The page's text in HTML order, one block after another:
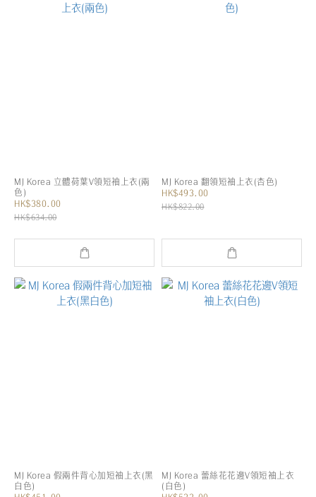
MJ Korea 立體荷葉V領短袖上衣(兩
色)
HK$380.00
HK$634.00
MJ Korea 翻領短袖上衣(杏色)
HK$493.00
HK$822.00
MJ Korea 假兩件背心加短袖上衣(黑
白色)
MJ Korea 蕾絲花花邊V領短袖上衣
(白色)